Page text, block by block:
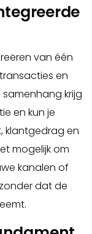
van één
en
krijg
en kun je
klantgedrag en
mogelijk om
kanalen of
dat de